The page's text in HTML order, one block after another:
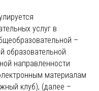
услуг в
–
образовательной
направленности
материалам
клуб), (далее –